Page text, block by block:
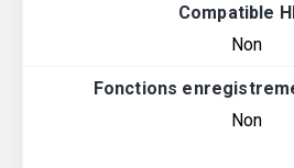
Compatible
Non
Fonctions
Non